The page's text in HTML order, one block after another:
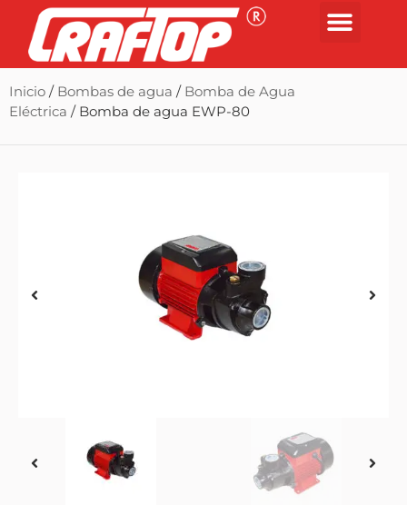
Inicio / Bombas de agua / Bomba de Agua
Eléctrica / Bomba de agua EWP-80